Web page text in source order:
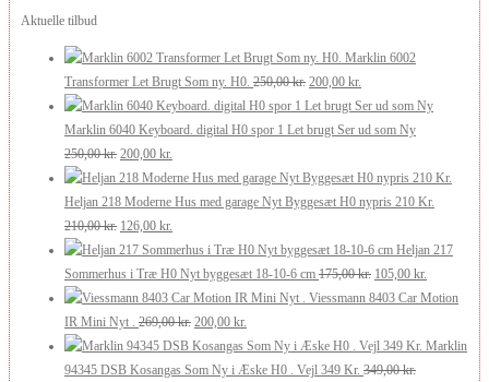
Aktuelle tilbud
Marklin 6002
Transformer Let Brugt Som ny. H0. 250,00kr. Den
oprindelige
pris
250,00 kr..
200,00 kr.
aktuelle
pris
200,00 kr..
Marklin 6040 Keyboard. digital H0 spor 1 Let brugt Ser ud som Ny
250,00kr. Den
oprindelige
pris
var:
250,00 kr..
200,00 kr.
aktuelle
pris
200,00 kr..
Heljan 218 Moderne Hus med garage Nyt Byggesæt H0 nypris 210 Kr.
210,00kr. Den
oprindelige
pris
var:
210,00 kr..
126,00 kr.
aktuelle
pris
er:
126,00 kr..
Heljan 217
Sommerhus i Træ H0 Nyt byggesæt 18-10-6 cm 175,00kr. Den
oprindelige
var:
175,00 kr..
105,00 kr.
aktuelle
er:
105,00 kr..
Viessmann 8403 Car Motion
IR Mini Nyt .
269,00kr. Den
oprindelige
pris
200,00 kr.
aktuelle
pris
Marklin
94345 DSB Kosangas Som Ny i Æske H0 . Vejl 349 Kr. 349,00kr.